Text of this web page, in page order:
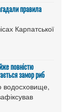
правила
Карпатської
повністю
замор риб
водосховище,